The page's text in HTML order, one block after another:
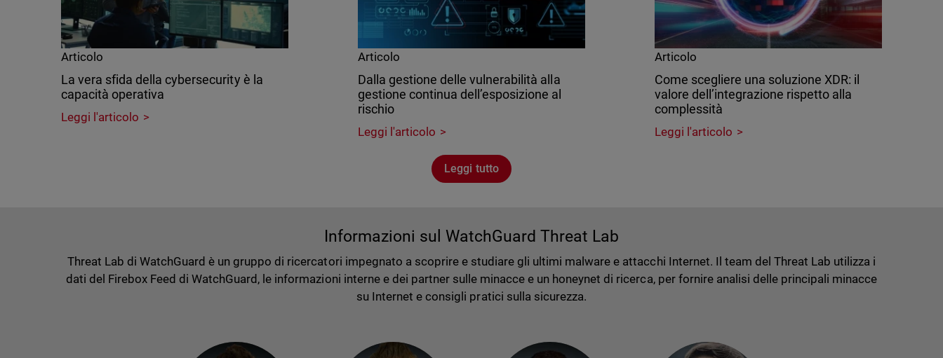
Articolo
La vera sfida della cybersecurity è la
capacità operativa
Leggi l'articolo
Articolo
Dalla gestione delle vulnerabilità alla
gestione continua dell’esposizione al
rischio
Leggi l'articolo
Articolo
Come scegliere una soluzione XDR: il
valore dell’integrazione rispetto alla
complessità
Leggi l'articolo
Leggi tutto
Informazioni sul WatchGuard Threat Lab
Threat Lab di WatchGuard è un gruppo di ricercatori impegnato a scoprire e studiare gli ultimi malware e attacchi Internet. Il team del Threat Lab utilizza i
dati del Firebox Feed di WatchGuard, le informazioni interne e dei partner sulle minacce e un honeynet di ricerca, per fornire analisi delle principali minacce
su Internet e consigli pratici sulla sicurezza.